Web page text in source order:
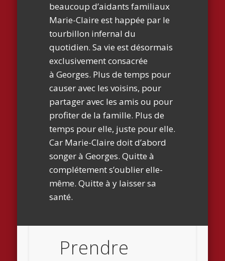
beaucoup d’aidants familiaux
Marie-Claire est happée par le
tourbillon infernal du
quotidien. Sa vie est désormais
exclusivement consacrée
à Georges. Plus de temps pour
causer avec les voisins, pour
partager avec les amis ou pour
profiter de la famille. Plus de
temps pour elle, juste pour elle.
Car Marie-Claire doit d’abord
songer à Georges. Quitte à
complétement s’oublier elle-
même. Quitte à y laisser sa
santé.
Prendre